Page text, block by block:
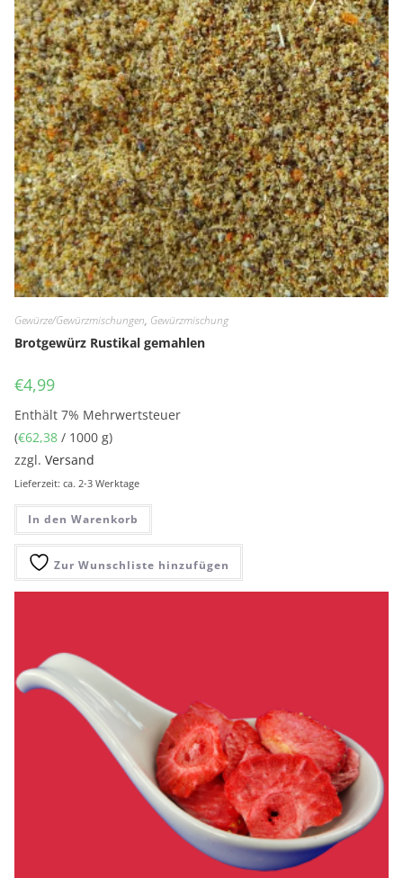
Gewürze/Gewürzmischungen, Gewürzmischung
Brotgewürz Rustikal gemahlen
€4,99
Enthält 7% Mehrwertsteuer
(€62,38 / 1000 g)
zzgl.Versand
Lieferzeit: ca. 2-3 Werktage
In den Warenkorb
Zur Wunschliste hinzufügen